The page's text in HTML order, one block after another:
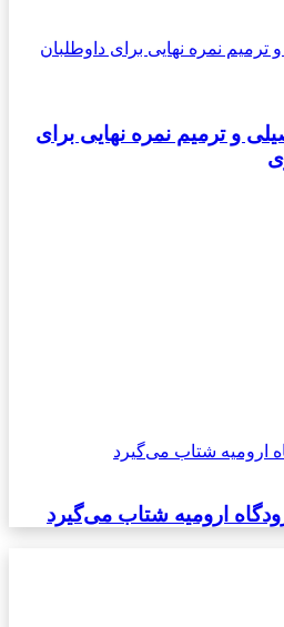
نمره نهایی برای داوطلبان
ترمیم نمره نهایی برای
شتاب می‌گیرد
ارومیه شتاب می‌گیرد